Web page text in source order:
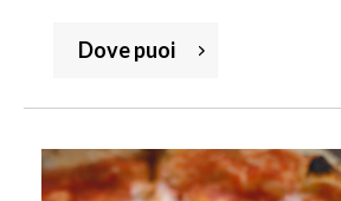
Dove puoi